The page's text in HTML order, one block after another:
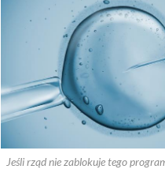
Jeśli rząd nie zablokuje tego